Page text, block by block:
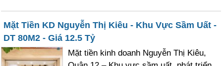
Mặt Tiền KD Nguyễn Thị Kiêu - Khu Vực Sầm Uất -
DT 80M2 - Giá 12.5 Tỷ
Mặt tiền kinh doanh Nguyễn Thị Kiêu,